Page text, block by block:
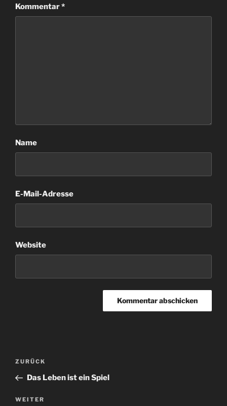
Kommentar*
Name
E-Mail-Adresse
Website
Beitragsnavigation
Vorheriger
Beitrag
ZURÜCK
Das Leben ist ein Spiel
Nächster
WEITER